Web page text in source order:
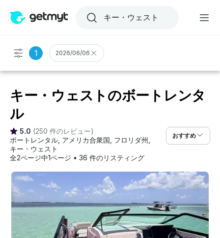
1 2026/06/06
キー・ウェストのボートレンタ
ル
5.0 (250 件のレビュー)
ボートレンタル アメリカ合衆国 フロリダ州
キー・ウェスト
全2ページ中1ページ • 36 件のリスティング
おすすめ